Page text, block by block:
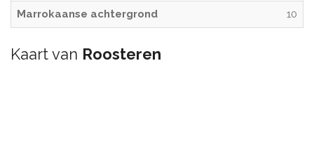
Marrokaanse achtergrond 10
Kaart van Roosteren